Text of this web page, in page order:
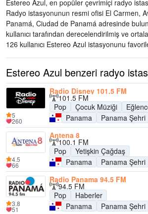
Estereo Azul, en popüler çevrimiçi radyo
Radyo istasyonunun resmi ofisi El Carmen,
Panamá, Ciudad de Panamá adresinde
kullanıcı tarafından derecelendirilmiş ve
126 kullanıcı Estereo Azul istasyonunu
Estereo Azul benzeri radyo
Radio Disney 101.5 FM
101.5 FM
Pop
Çocuk Müziği
Panama
Panama Şehri
5
260
Antena 8
100.1 FM
Pop
Yetişkin Çağdaş
Panama
Panama Şehri
4.5
66
Radio Panama 94.5 FM
94.5 FM
Pop
Haberler
Panama
Panama Şehri
3.8
51